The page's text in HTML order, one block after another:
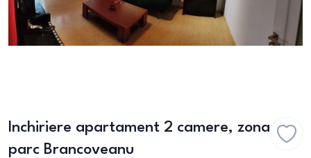
Inchiriere apartament 2 camere, zona
parc Brancoveanu